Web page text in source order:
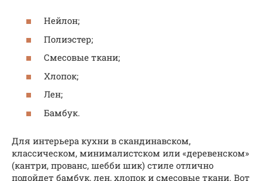
Нейлон;
Полиэстер;
Смесовые ткани;
Хлопок;
Лен;
Бамбук.
Для интерьера кухни в скандинавском,
классическом, минималистском или «деревенском»
(кантри, прованс, шебби шик) стиле отлично
подойдет бамбук, лен, хлопок и смесовые ткани. Вот